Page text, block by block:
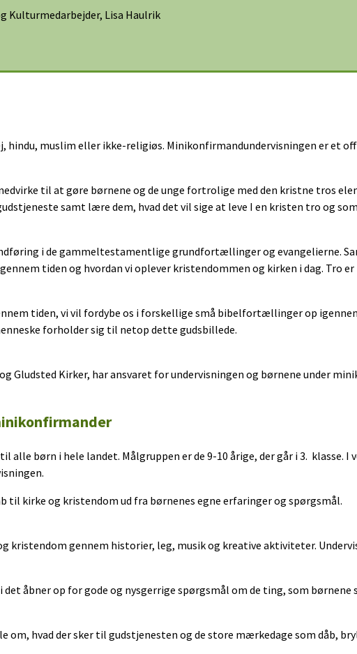
Kulturmedarbejder, Lisa Haulrik
hindu, muslim eller ikke-religiøs. Minikonfirmandundervisningen er et
til at gøre børnene og de unge fortrolige med den kristne tros
samt lære dem, hvad det vil sige at leve I en kristen tro og
i de gammeltestamentlige grundfortællinger og evangelierne.
tiden og hvordan vi oplever kristendommen og kirken i dag. Tro
tiden, vi vil fordybe os i forskellige små bibelfortællinger op
forholder sig til netop dette gudsbillede.
Gludsted Kirker, har ansvaret for undervisningen og børnene under
børn i hele landet. Målgruppen er de 9-10 årige, der går i 3. klasse. I
til kirke og kristendom ud fra børnenes egne erfaringer og spørgsmål.
kristendom gennem historier, leg, musik og kreative aktiviteter.
åbner op for gode og nysgerrige spørgsmål om de ting, som børnene
om, hvad der sker til gudstjenesten og de store mærkedage som dåb,